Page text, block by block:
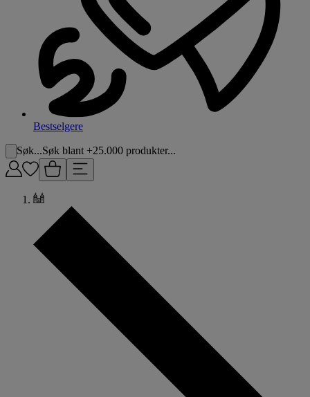
Bestselgere
Søk...Søk blant +25.000 produkter...